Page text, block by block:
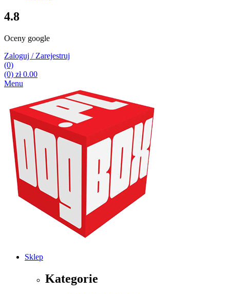
4.8
Oceny google
Zaloguj / Zarejestruj
(0)
(0) zł0.00
Menu
Sklep
Kategorie